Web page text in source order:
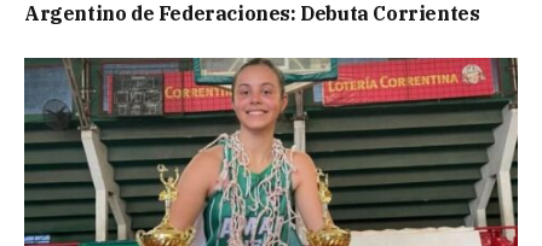
Argentino de Federaciones: Debuta Corrientes